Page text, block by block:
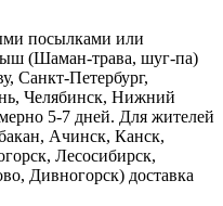
посылками или
(Шаман-трава, шуг-па)
Санкт-Петербург,
Челябинск, Нижний
5-7 дней. Для жителей
Ачинск, Канск,
Лесосибирск,
Дивногорск) доставка